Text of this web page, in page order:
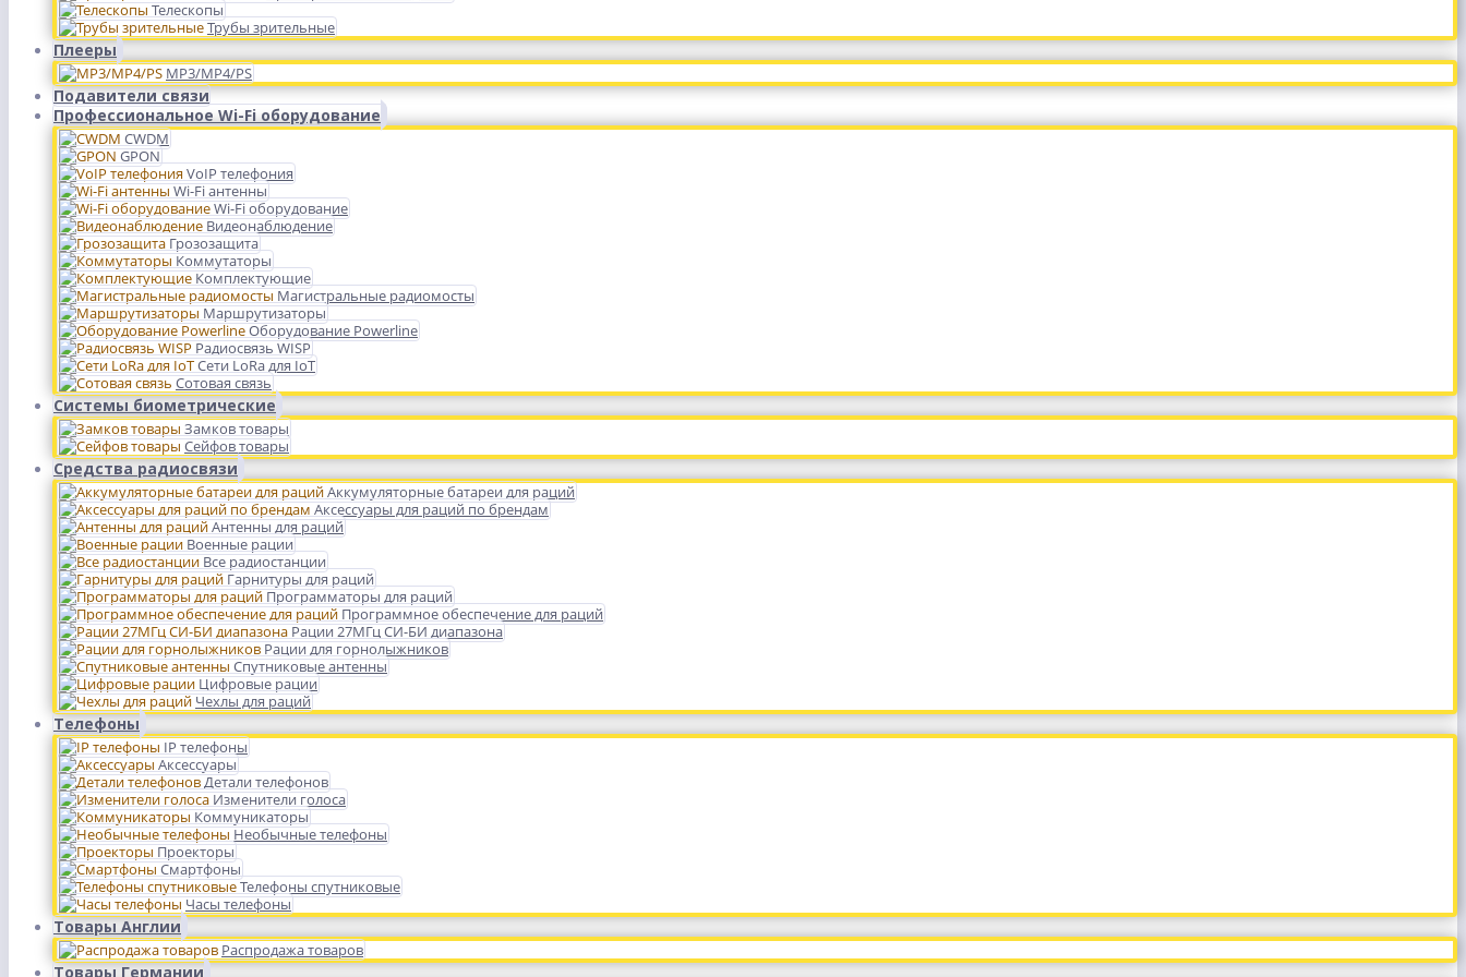
Телескопы
Трубы зрительные
Плееры
MP3/MP4/PS
Подавители связи
Профессиональное Wi-Fi оборудование
CWDM
GPON
VoIP телефония
Wi-Fi антенны
Wi-Fi оборудование
Видеонаблюдение
Грозозащита
Коммутаторы
Комплектующие
Магистральные радиомосты
Маршрутизаторы
Оборудование Powerline
Радиосвязь WISP
Сети LoRa для IoT
Сотовая связь
Системы биометрические
Замков товары
Сейфов товары
Средства радиосвязи
Аккумуляторные батареи для раций
Аксессуары для раций по брендам
Антенны для раций
Военные рации
Все радиостанции
Гарнитуры для раций
Программаторы для раций
Программное обеспечение для раций
Рации 27МГц СИ-БИ диапазона
Рации для горнолыжников
Спутниковые антенны
Цифровые рации
Чехлы для раций
Телефоны
IP телефоны
Аксессуары
Детали телефонов
Изменители голоса
Коммуникаторы
Необычные телефоны
Проекторы
Смартфоны
Телефоны спутниковые
Часы телефоны
Товары Англии
Распродажа товаров
Товары Германии